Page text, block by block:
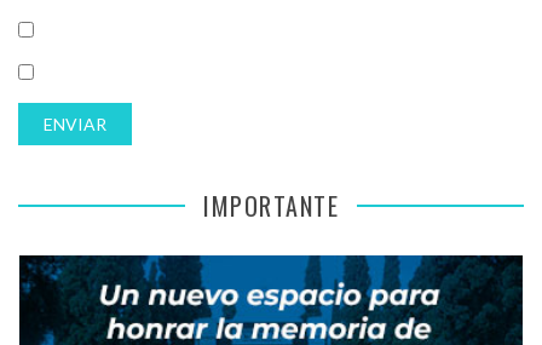
IMPORTANTE